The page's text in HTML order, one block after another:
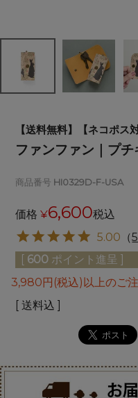
【送料無料】【ネコポス
ファンファン｜プ
商品番号 HI0329D-F-USA
価格 ¥6,600税込
5.00 （5
[ 600 ポイント進呈 ]
3,980円(税込)以上のご
送料込